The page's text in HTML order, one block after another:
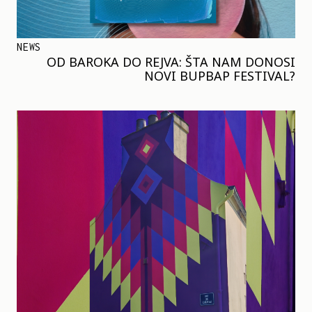
NEWS
OD BAROKA DO REJVA: ŠTA NAM DONOSI
NOVI BUPBAP FESTIVAL?